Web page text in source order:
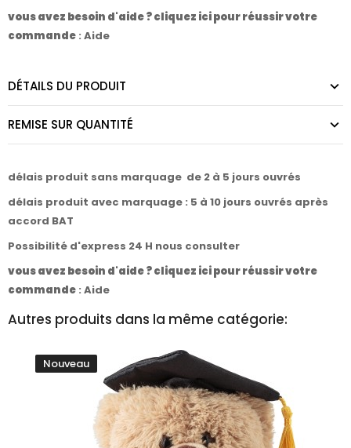
vous avez besoin d'aide ? cliquez ici pour réussir votre
commande : Aide
DÉTAILS DU PRODUIT
REMISE SUR QUANTITÉ
délais produit sans marquage de 2 à 5 jours ouvrés
délais produit avec marquage : 5 à 10 jours ouvrés après
accord BAT
Possibilité d'express 24 H nous consulter
vous avez besoin d'aide ? cliquez ici pour réussir votre
commande : Aide
Autres produits dans la même catégorie:
Nouveau